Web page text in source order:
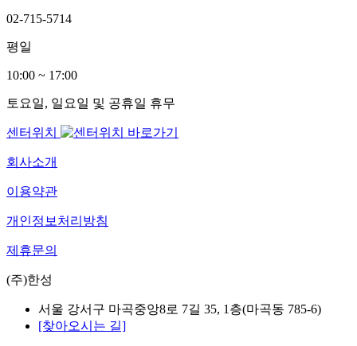
02-715-5714
평일
10:00 ~ 17:00
토요일, 일요일 및 공휴일 휴무
센터위치
회사소개
이용약관
개인정보처리방침
제휴문의
(주)한성
서울 강서구 마곡중앙8로 7길 35, 1층(마곡동 785-6)
[찾아오시는 길]